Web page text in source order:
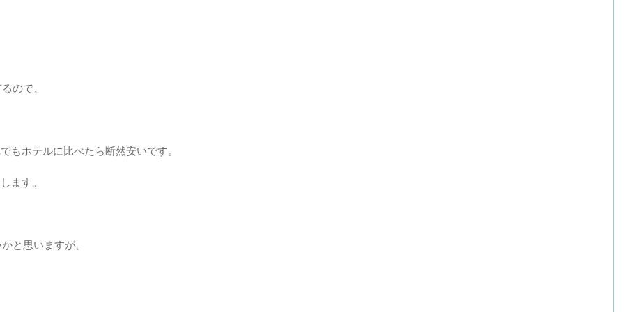
ので、
もホテルに比べたら断然安いです。
ます。
と思いますが、